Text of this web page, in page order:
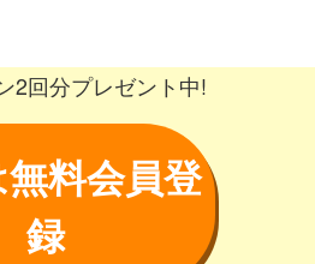
2回分プレゼント中!
料会員登
録